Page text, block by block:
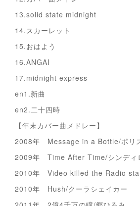
13.solid state midnight
14.スカーレット
15.おはよう
16.ANGAI
17.midnight express
en1.新曲
en2.二十四時
【年末カバー曲メドレー】
2008年 Message in a Bottle/ポリ
2009年 Time After Time/シンディ
2010年 Video killed the Radio
2010年 Hush/クーラシェイカー